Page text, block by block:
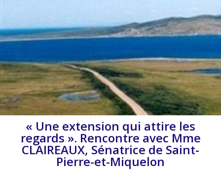
« Une extension qui attire les
regards ». Rencontre avec Mme
CLAIREAUX, Sénatrice de Saint-
Pierre-et-Miquelon